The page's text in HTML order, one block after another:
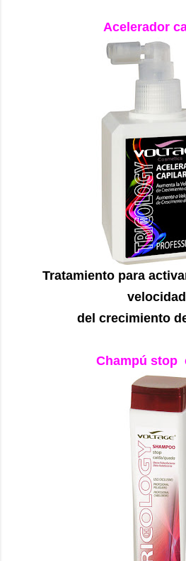
Acelerador
Tratamiento para
velocidad
del crecimiento
Champú stop